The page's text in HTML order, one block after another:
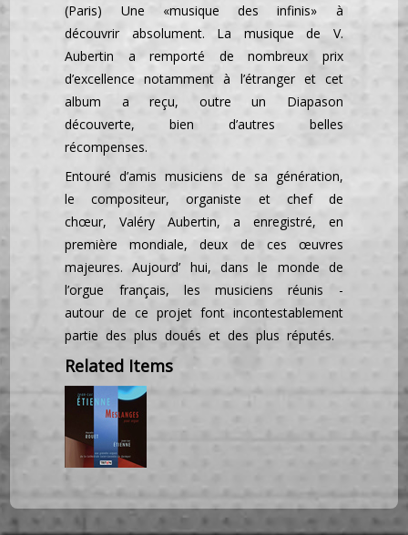
(Paris) Une «musique des infinis» à
découvrir absolument. La musique de V.
Aubertin a remporté de nombreux prix
d’excellence notamment à l’étranger et cet
album a reçu, outre un Diapason
découverte, bien d’autres belles
récompenses.
Entouré d’amis musiciens de sa génération,
le compositeur, organiste et chef de
chœur, Valéry Aubertin, a enregistré, en
première mondiale, deux de ces œuvres
majeures. Aujourd’ hui, dans le monde de
l’orgue français, les musiciens réunis -
autour de ce projet font incontestablement
partie des plus doués et des plus réputés.
Related Items